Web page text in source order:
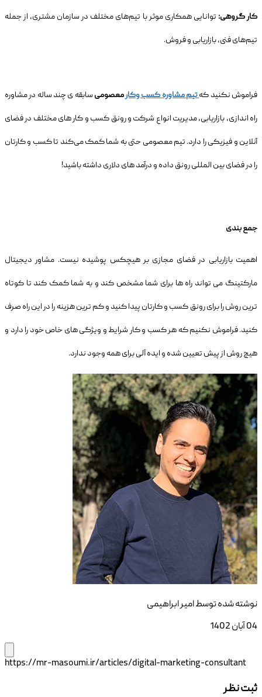
کار گروهی: توانایی همکاری موثر با تیم‌های مختلف در سازمان مشتری، از جمله
تیم‌های فنی، بازاریابی و فروش.
فراموش نکنید کهتیم مشاوره کسب وکارمعصومی سابقه ی چند ساله در مشاوره
راه اندازی، بازاریابی، مدیریت انواع شرکت و رونق کسب و کار های مختلف در فضای
آنلاین و فیزیکی را دارد. تیم معصومی حتی به شما کمک می‌کند تا کسب و کارتان
را در فضای بین المللی رونق داده و درآمد های دلاری داشته باشید!
جمع بندی
اهمیت بازاریابی در فضای مجازی بر هیچکس پوشیده نیست. مشاور دیجیتال
مارکتینگ می تواند راه ها برای شما مشخص کند و به شما کمک کند تا کوتاه
ترین روش را برای رونق کسب و کارتان پیدا کنید و کم ترین هزینه را در این راه صرف
کنید. فراموش نکنیم که هر کسب و کار شرایط و ویژگی های خاص خود را دارد و
هیچ روش از پیش تعیین شده و ایده آلی برای همه وجود ندارد.
نوشته شده توسطامیر ابراهیمی
04 آبان 1402
https://mr-masoumi.ir/articles/digital-marketing-consultant
ثبت نظر